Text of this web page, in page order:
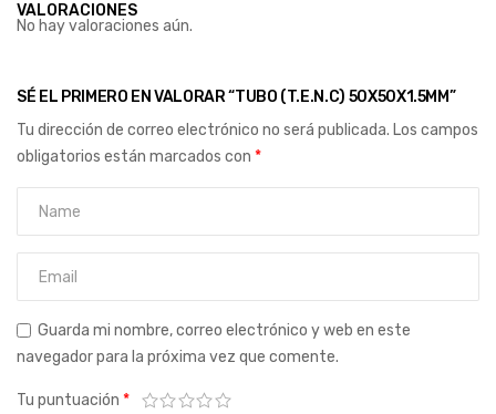
VALORACIONES
No hay valoraciones aún.
SÉ EL PRIMERO EN VALORAR “TUBO (T.E.N.C) 50X50X1.5MM”
Tu dirección de correo electrónico no será publicada. Los campos
obligatorios están marcados con *
Guarda mi nombre, correo electrónico y web en este
navegador para la próxima vez que comente.
Tu puntuación *